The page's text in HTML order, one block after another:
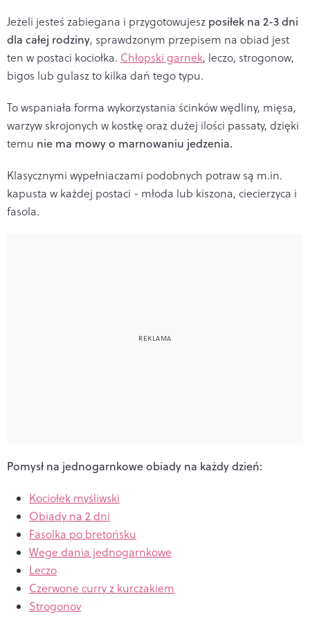
Jeżeli jesteś zabiegana i przygotowujesz posiłek na 2-3 dni
dla całej rodziny, sprawdzonym przepisem na obiad jest
ten w postaci kociołka. Chłopski garnek, leczo, strogonow,
bigos lub gulasz to kilka dań tego typu.
To wspaniała forma wykorzystania ścinków wędliny, mięsa,
warzyw skrojonych w kostkę oraz dużej ilości passaty, dzięki
temu nie ma mowy o marnowaniu jedzenia.
Klasycznymi wypełniaczami podobnych potraw są m.in.
kapusta w każdej postaci - młoda lub kiszona, ciecierzyca i
fasola.
Pomysł na jednogarnkowe obiady na każdy dzień:
Kociołek myśliwski
Obiady na 2 dni
Fasolka po bretońsku
Wege dania jednogarnkowe
Leczo
Czerwone curry z kurczakiem
Strogonov